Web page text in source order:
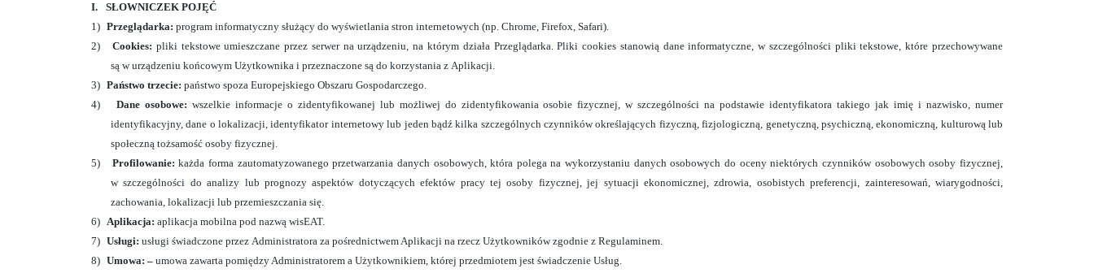
I.
SŁOWNICZEK POJĘĆ
1) Przeglądarka: program informatyczny służący do wyświetlania stron internetowych (np. Chrome, Firefox, Safari).
2)
Cookies: pliki tekstowe umieszczane przez serwer na urządzeniu, na którym działa Przeglądarka. Pliki cookies stanowią dane informatyczne, w szczególności pliki tekstowe, które przechowywane
są w urządzeniu końcowym Użytkownika i przeznaczone są do korzystania z Aplikacji.
3) Państwo trzecie: państwo spoza Europejskiego Obszaru Gospodarczego.
4)
Dane osobowe: wszelkie informacje o zidentyfikowanej lub możliwej do zidentyfikowania osobie fizycznej, w szczególności na podstawie identyfikatora takiego jak imię i nazwisko, numer
identyfikacyjny, dane o lokalizacji, identyfikator internetowy lub jeden bądź kilka szczególnych czynników określających fizyczną, fizjologiczną, genetyczną, psychiczną, ekonomiczną, kulturową lub
społeczną tożsamość osoby fizycznej.
5)
Profilowanie: każda forma zautomatyzowanego przetwarzania danych osobowych, która polega na wykorzystaniu danych osobowych do oceny niektórych czynników osobowych osoby fizycznej,
w szczególności do analizy lub prognozy aspektów dotyczących efektów pracy tej osoby fizycznej, jej sytuacji ekonomicznej, zdrowia, osobistych preferencji, zainteresowań, wiarygodności,
zachowania, lokalizacji lub przemieszczania się.
6) Aplikacja: aplikacja mobilna pod nazwą wisEAT.
7) Usługi: usługi świadczone przez Administratora za pośrednictwem Aplikacji na rzecz Użytkowników zgodnie z Regulaminem.
8) Umowa: – umowa zawarta pomiędzy Administratorem a Użytkownikiem, której przedmiotem jest świadczenie Usług.